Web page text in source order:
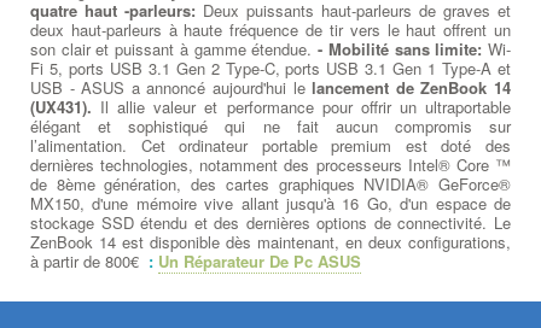
quatre haut -parleurs: Deux puissants haut-parleurs de graves et
deux haut-parleurs à haute fréquence de tir vers le haut offrent un
son clair et puissant à gamme étendue.- Mobilité sans limite: Wi-
Fi 5, ports USB 3.1 Gen 2 Type-C, ports USB 3.1 Gen 1 Type-A et
USB - ASUS a annoncé aujourd'hui le lancement de ZenBook 14
(UX431). Il allie valeur et performance pour offrir un ultraportable
élégant et sophistiqué qui ne fait aucun compromis sur
l’alimentation. Cet ordinateur portable premium est doté des
dernières technologies, notamment des processeurs Intel® Core ™
de 8ème génération, des cartes graphiques NVIDIA® GeForce®
MX150, d'une mémoire vive allant jusqu'à 16 Go, d'un espace de
stockage SSD étendu et des dernières options de connectivité. Le
ZenBook 14 est disponible dès maintenant, en deux configurations,
à partir de 800€ : Un Réparateur De Pc ASUS